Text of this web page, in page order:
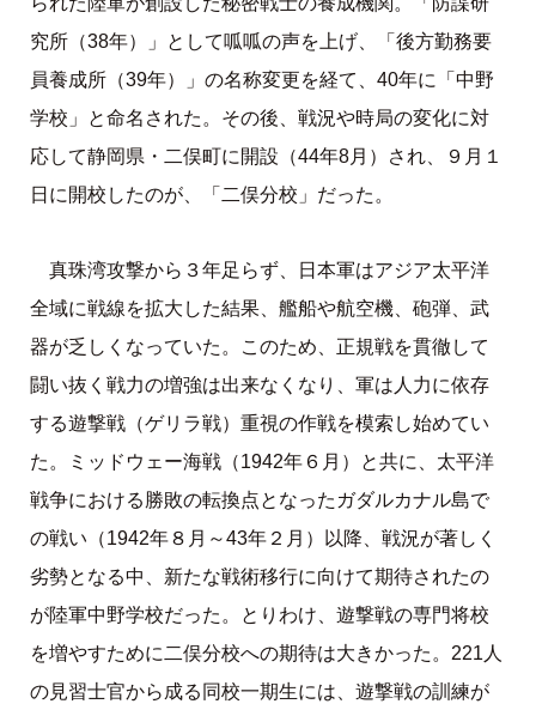
究所（38年）」として呱呱の声を上げ、「後方勤務要
員養成所（39年）」の名称変更を経て、40年に「中野
学校」と命名された。その後、戦況や時局の変化に対
応して静岡県・二俣町に開設（44年8月）され、９月１
日に開校したのが、「二俣分校」だった。
真珠湾攻撃から３年足らず、日本軍はアジア太平洋
全域に戦線を拡大した結果、艦船や航空機、砲弾、武
器が乏しくなっていた。このため、正規戦を貫徹して
闘い抜く戦力の増強は出来なくなり、軍は人力に依存
する遊撃戦（ゲリラ戦）重視の作戦を模索し始めてい
た。ミッドウェー海戦（1942年６月）と共に、太平洋
戦争における勝敗の転換点となったガダルカナル島で
の戦い（1942年８月～43年２月）以降、戦況が著しく
劣勢となる中、新たな戦術移行に向けて期待されたの
が陸軍中野学校だった。とりわけ、遊撃戦の専門将校
を増やすために二俣分校への期待は大きかった。221人
の見習士官から成る同校一期生には、遊撃戦の訓練が